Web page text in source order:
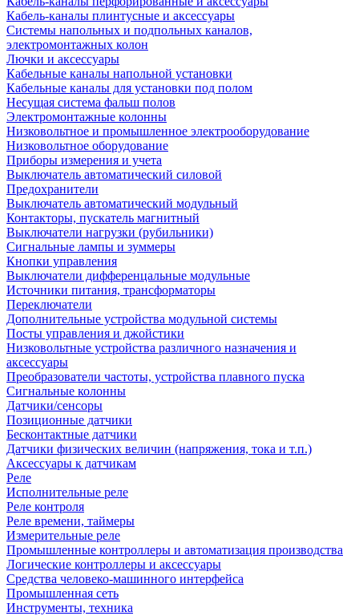
Кабель-каналы плинтусные и аксессуары
Системы напольных и подпольных каналов,
электромонтажных колон
Лючки и аксессуары
Кабельные каналы напольной установки
Кабельные каналы для установки под полом
Несущая система фальш полов
Электромонтажные колонны
Низковольтное и промышленное электрооборудование
Низковольтное оборудование
Приборы измерения и учета
Выключатель автоматический силовой
Предохранители
Выключатель автоматический модульный
Контакторы, пускатель магнитный
Выключатели нагрузки (рубильники)
Сигнальные лампы и зуммеры
Кнопки управления
Выключатели дифференцальные модульные
Источники питания, трансформаторы
Переключатели
Дополнительные устройства модульной системы
Посты управления и джойстики
Низковольтные устройства различного назначения и
аксессуары
Преобразователи частоты, устройства плавного пуска
Сигнальные колонны
Датчики/сенсоры
Позиционные датчики
Бесконтактные датчики
Датчики физических величин (напряжения, тока и т.п.)
Аксессуары к датчикам
Реле
Исполнительные реле
Реле контроля
Реле времени, таймеры
Измерительные реле
Промышленные контроллеры и автоматизация производства
Логические контроллеры и аксессуары
Средства человеко-машинного интерфейса
Промышленная сеть
Инструменты, техника